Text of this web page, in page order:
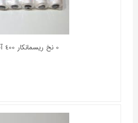
0 نخ ریسمانکار 400 آفتاب